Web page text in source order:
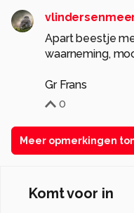
Apart beestje
waarneming,
Gr Frans
0
Meer opmerkingen
Komt voor in